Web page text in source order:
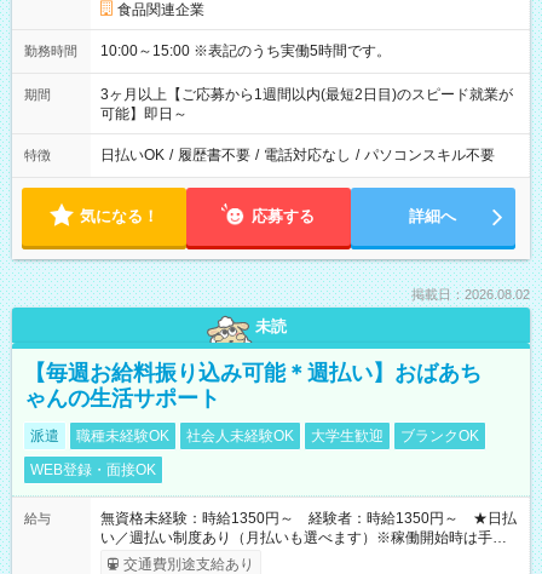
食品関連企業
勤務時間 10:00～15:00 ※表記のうち実働5時間です。
期間
3ヶ月以上【ご応募から1週間以内(最短2日目)のスピード就業が
可能】即日～
特徴 日払いOK / 履歴書不要 / 電話対応なし / パソコンスキル不要
気になる！ 応募する 詳細へ
掲載日：2026.08.02
未読
【毎週お給料振り込み可能＊週払い】おばあち
ゃんの生活サポート
派遣 職種未経験OK 社会人未経験OK 大学生歓迎
ブランクOK
WEB登録・面接OK
給与
無資格未経験：時給1350円～ 経験者：時給1350円～ ★日払
い／週払い制度あり（月払いも選べます）※稼働開始時は手続き
完了次第のお支払いとなります。
交通費別途支給あり